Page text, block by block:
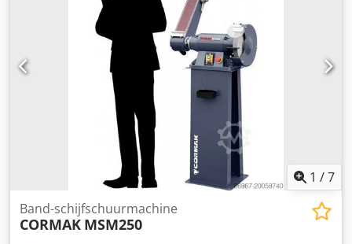
1 /7
Band-schijfschuurmachine
CORMAK MSM250